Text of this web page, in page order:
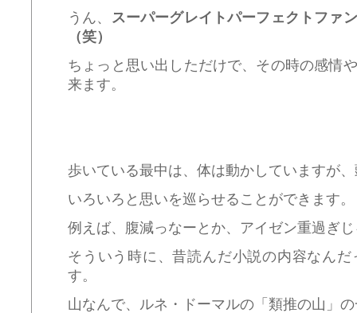
うん、 スーパーグレイトパーフェクトファ
（笑）
ちょっと思い出しただけで、その時の感情
来ます。
歩いている最中は、体は動かしていますが
いろいろと思いを巡らせることができます。
例えば、腹減っなーとか、アイゼン重過ぎ
そういう時に、昔読んだ小説の内容なん
す。
山なんで、ルネ・ドーマルの「類推の山」